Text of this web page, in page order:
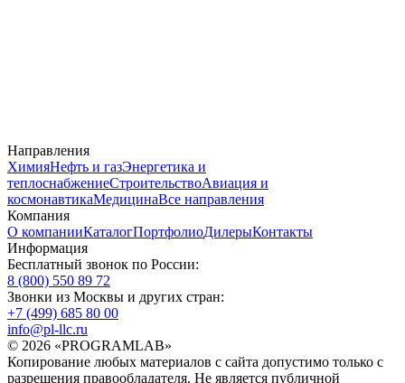
Направления
ХимияНефть и газЭнергетика и
теплоснабжениеСтроительствоАвиация и
космонавтикаМедицинаВсе направления
Компания
О компанииКаталогПортфолиоДилерыКонтакты
Информация
Бесплатный звонок по России:
8 (800) 550 89 72
Звонки из Москвы и других стран:
+7 (499) 685 80 00
info@pl-llc.ru
© 2026 «PROGRAMLAB»
Копирование любых материалов с сайта допустимо только с
разрешения правообладателя. Не является публичной